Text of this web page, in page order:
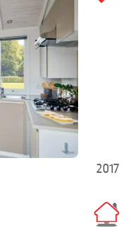
2017